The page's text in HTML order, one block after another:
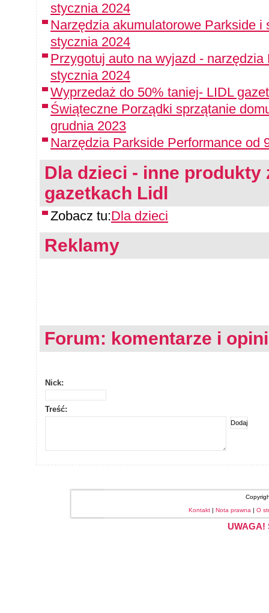
stycznia 2024
Narzędzia akumulatorowe Parkside i
stycznia 2024
Przygotuj auto na wyjazd -
stycznia 2024
Wyprzedaż do 50% taniej- LIDL
Świąteczne Porządki sprzątanie
grudnia 2023
Narzędzia Parkside Performance od
Dla dzieci - inne produkty
gazetkach Lidl
Zobacz tu:Dla dzieci
Reklamy
Forum: komentarze i
Nick:
Treść:
Kontakt
Nota prawna O
UWAGA!